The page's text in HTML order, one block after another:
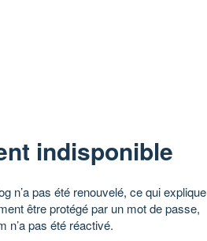
indisponible
n’a pas été renouvelé, ce qui explique
être protégé par un mot de passe,
n’a pas été réactivé.